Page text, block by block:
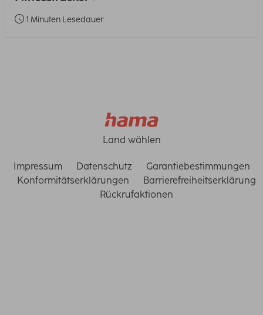
1 Minuten Lesedauer
Land wählen
Impressum Datenschutz
Garantiebestimmungen
Konformitätserklärungen
Barrierefreiheitserklärung
Rückrufaktionen